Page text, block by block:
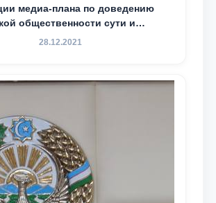
медиа-плана по доведению
общественности сути и
задач, определённых в
народу Узбекистана
28.12.2021